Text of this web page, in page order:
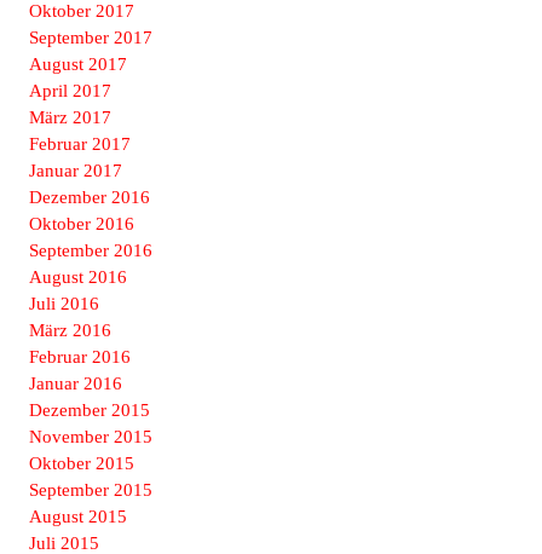
Oktober 2017
September 2017
August 2017
April 2017
März 2017
Februar 2017
Januar 2017
Dezember 2016
Oktober 2016
September 2016
August 2016
Juli 2016
März 2016
Februar 2016
Januar 2016
Dezember 2015
November 2015
Oktober 2015
September 2015
August 2015
Juli 2015